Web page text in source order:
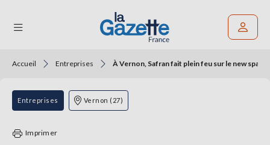
THÉMATIQUES
RÉGIONS
Accueil Entreprises À Vernon, Safran fait plein feu sur le new space
Entreprises Vernon (27)
Imprimer